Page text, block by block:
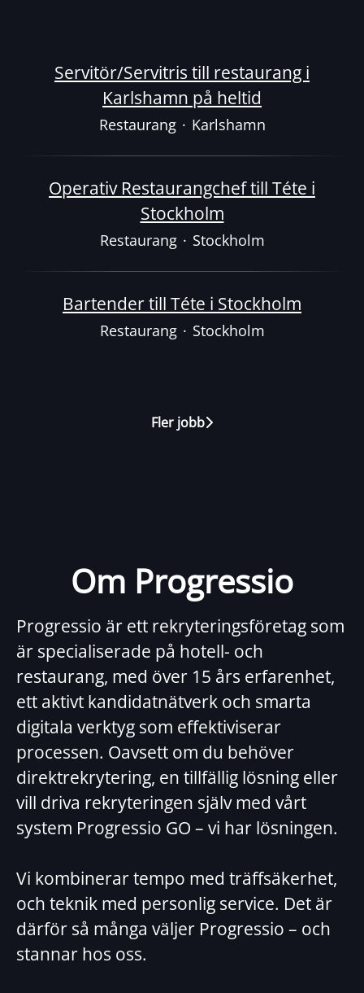
Servitör/Servitris till restaurang i
Karlshamn på heltid
Restaurang · Karlshamn
Operativ Restaurangchef till Téte i
Stockholm
Restaurang · Stockholm
Bartender till Téte i Stockholm
Restaurang · Stockholm
Fler jobb
Om Progressio
Progressio är ett rekryteringsföretag som
är specialiserade på hotell- och
restaurang, med över 15 års erfarenhet,
ett aktivt kandidatnätverk och smarta
digitala verktyg som effektiviserar
processen. Oavsett om du behöver
direktrekrytering, en tillfällig lösning eller
vill driva rekryteringen själv med vårt
system Progressio GO – vi har lösningen.
Vi kombinerar tempo med träffsäkerhet,
och teknik med personlig service. Det är
därför så många väljer Progressio – och
stannar hos oss.